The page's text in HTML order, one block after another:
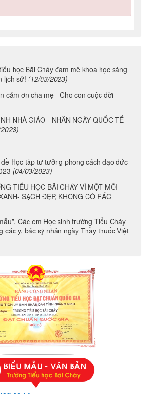
học Bãi Cháy đam mê khoa học sáng
lịch sử! (12/03/2023)
cảm ơn cha mẹ - Cho con cuộc đời
NHÀ GIÁO - NHÂN NGÀY QUỐC TẾ
Học tập tư tưởng phong cách đạo đức
(04/03/2023)
TIỂU HỌC BÃI CHÁY VÌ MỘT MÔI
SẠCH ĐẸP, KHÔNG CÓ RÁC
Các em Học sinh trường Tiểu Cháy
các y, bác sỹ nhân ngày Thầy thuốc Việt
số 75
THU-CHI NGÂN SÁCH 6 THÁNG NĂM